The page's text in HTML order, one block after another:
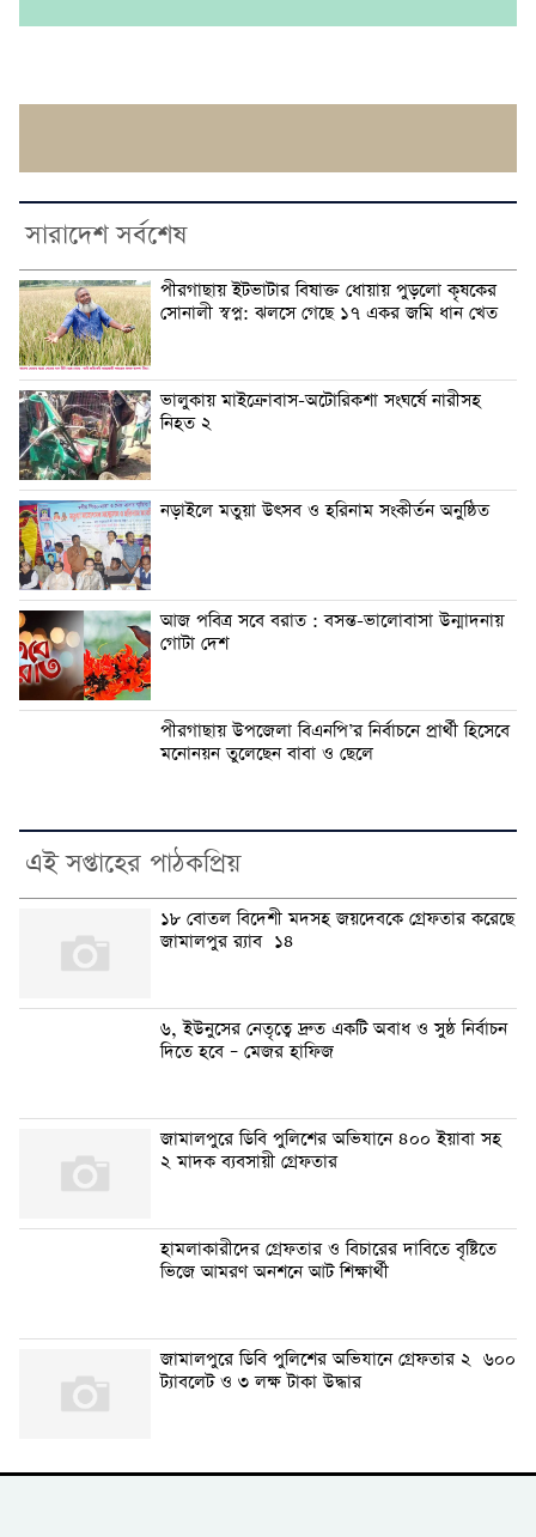
সারাদেশ সর্বশেষ
পীরগাছায় ইটভাটার বিষাক্ত ধোয়ায় পুড়লো কৃষকের
সোনালী স্বপ্ন: ঝলসে গেছে ১৭ একর জমি ধান খেত
ভালুকায় মাইক্রোবাস-অটোরিকশা সংঘর্ষে নারীসহ
নিহত ২
নড়াইলে মতুয়া উৎসব ও হরিনাম সংকীর্তন অনুষ্ঠিত
আজ পবিত্র সবে বরাত : বসন্ত-ভালোবাসা উন্মাদনায়
গোটা দেশ
পীরগাছায় উপজেলা বিএনপি’র নির্বাচনে প্রার্থী হিসেবে
মনোনয়ন তুলেছেন বাবা ও ছেলে
এই সপ্তাহের পাঠকপ্রিয়
১৮ বোতল বিদেশী মদসহ জয়দেবকে গ্রেফতার করেছে
জামালপুর র‍্যাব ১৪
৬, ইউনুসের নেতৃত্বে দ্রুত একটি অবাধ ও সুষ্ঠ নির্বাচন
দিতে হবে – মেজর হাফিজ
জামালপুরে ডিবি পুলিশের অভিযানে ৪০০ ইয়াবা সহ
২ মাদক ব্যবসায়ী গ্রেফতার
হামলাকারীদের গ্রেফতার ও বিচারের দাবিতে বৃষ্টিতে
ভিজে আমরণ অনশনে আট শিক্ষার্থী
জামালপুরে ডিবি পুলিশের অভিযানে গ্রেফতার ২ ৬০০
ট্যাবলেট ও ৩ লক্ষ টাকা উদ্ধার